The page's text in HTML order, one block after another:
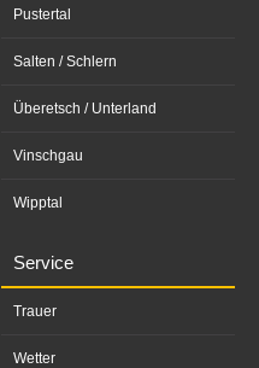
Pustertal
Salten / Schlern
Überetsch / Unterland
Vinschgau
Wipptal
Service
Trauer
Wetter